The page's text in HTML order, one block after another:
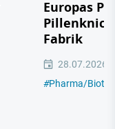
Europas
Fabrik
28.07.2026
#Pharma/